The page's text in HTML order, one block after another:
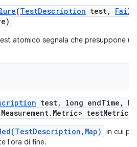
(TestDescription test,
atomico segnala che presuppone
test, long endTime ,
Measurement. Metric> testMetrics)
in cui
l'ora di fine.